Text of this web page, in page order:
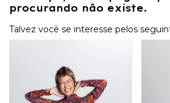
procurando não existe.
Talvez você se interesse pelos